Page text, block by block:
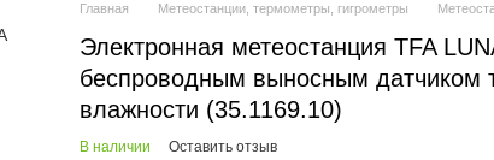
Главная Метеостанции, термометры, гигрометры
Электронная метеостанция TFA
беспроводным выносным датчиком
влажности (35.1169.10)
В наличии Оставить отзыв